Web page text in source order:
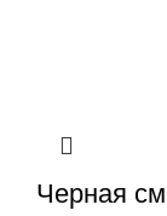
Черная